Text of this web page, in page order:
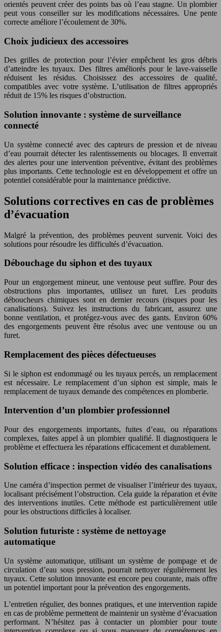
orientés peuvent créer des points bas où l’eau stagne. Un plombier
peut vous conseiller sur les modifications nécessaires. Une pente
correcte améliore l’écoulement de 30%.
Choix judicieux des accessoires
Des grilles de protection pour l’évier empêchent les gros débris
d’atteindre les tuyaux. Des filtres améliorés pour le lave-vaisselle
réduisent les résidus. Choisissez des accessoires de qualité,
compatibles avec votre système. L’utilisation de filtres appropriés
réduit de 15% les risques d’obstruction.
Solution innovante : système de surveillance
connecté
Un système connecté avec des capteurs de pression et de niveau
d’eau pourrait détecter les ralentissements ou blocages. Il enverrait
des alertes pour une intervention préventive, évitant des problèmes
plus importants. Cette technologie est en développement et offre un
potentiel considérable pour la maintenance prédictive.
Solutions correctives en cas de problèmes
d’évacuation
Malgré la prévention, des problèmes peuvent survenir. Voici des
solutions pour résoudre les difficultés d’évacuation.
Débouchage du siphon et des tuyaux
Pour un engorgement mineur, une ventouse peut suffire. Pour des
obstructions plus importantes, utilisez un furet. Les produits
déboucheurs chimiques sont en dernier recours (risques pour les
canalisations). Suivez les instructions du fabricant, assurez une
bonne ventilation, et protégez-vous avec des gants. Environ 60%
des engorgements peuvent être résolus avec une ventouse ou un
furet.
Remplacement des pièces défectueuses
Si le siphon est endommagé ou les tuyaux percés, un remplacement
est nécessaire. Le remplacement d’un siphon est simple, mais le
remplacement de tuyaux demande des compétences en plomberie.
Intervention d’un plombier professionnel
Pour des engorgements importants, fuites d’eau, ou réparations
complexes, faites appel à un plombier qualifié. Il diagnostiquera le
problème et effectuera les réparations efficacement et durablement.
Solution efficace : inspection vidéo des canalisations
Une caméra d’inspection permet de visualiser l’intérieur des tuyaux,
localisant précisément l’obstruction. Cela guide la réparation et évite
des interventions inutiles. Cette méthode est particulièrement utile
pour les obstructions difficiles à localiser.
Solution futuriste : système de nettoyage
automatique
Un système automatique, utilisant un système de pompage et de
circulation d’eau sous pression, pourrait nettoyer régulièrement les
tuyaux. Cette solution innovante est encore peu courante, mais offre
un potentiel important pour la prévention des engorgements.
L’entretien régulier, des bonnes pratiques, et une intervention rapide
en cas de problème permettent de maintenir un système d’évacuation
performant. N’hésitez pas à contacter un plombier pour toute